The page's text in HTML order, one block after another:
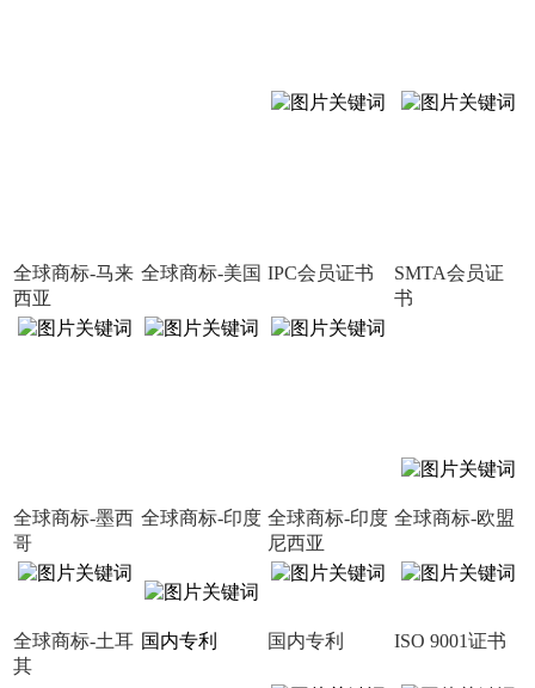
全球商标-马来
西亚
全球商标-美国 IPC会员证书
SMTA会员证
书
全球商标-墨西
哥
全球商标-印度 全球商标-印度
尼西亚
全球商标-欧盟
全球商标-土耳
其
国内专利 国内专利 ISO 9001证书